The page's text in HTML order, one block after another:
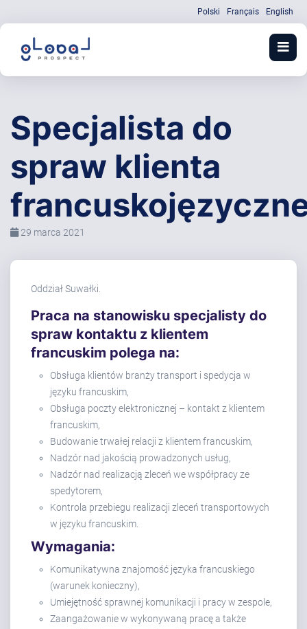
Polski Français English
Specjalista do
spraw klienta
29 marca 2021
Oddział Suwałki.
Praca na stanowisku specjalisty do
spraw kontaktu z klientem
francuskim polega na:
Obsługa klientów branży transport i spedycja w
języku francuskim,
Obsługa poczty elektronicznej – kontakt z klientem
francuskim,
Budowanie trwałej relacji z klientem francuskim,
Nadzór nad jakością prowadzonych usług,
Nadzór nad realizacją zleceń we współpracy ze
spedytorem,
Kontrola przebiegu realizacji zleceń transportowych
w języku francuskim.
Wymagania:
Komunikatywna znajomość języka francuskiego
(warunek konieczny),
Umiejętność sprawnej komunikacji i pracy w zespole,
Zaangażowanie w wykonywaną pracę a także